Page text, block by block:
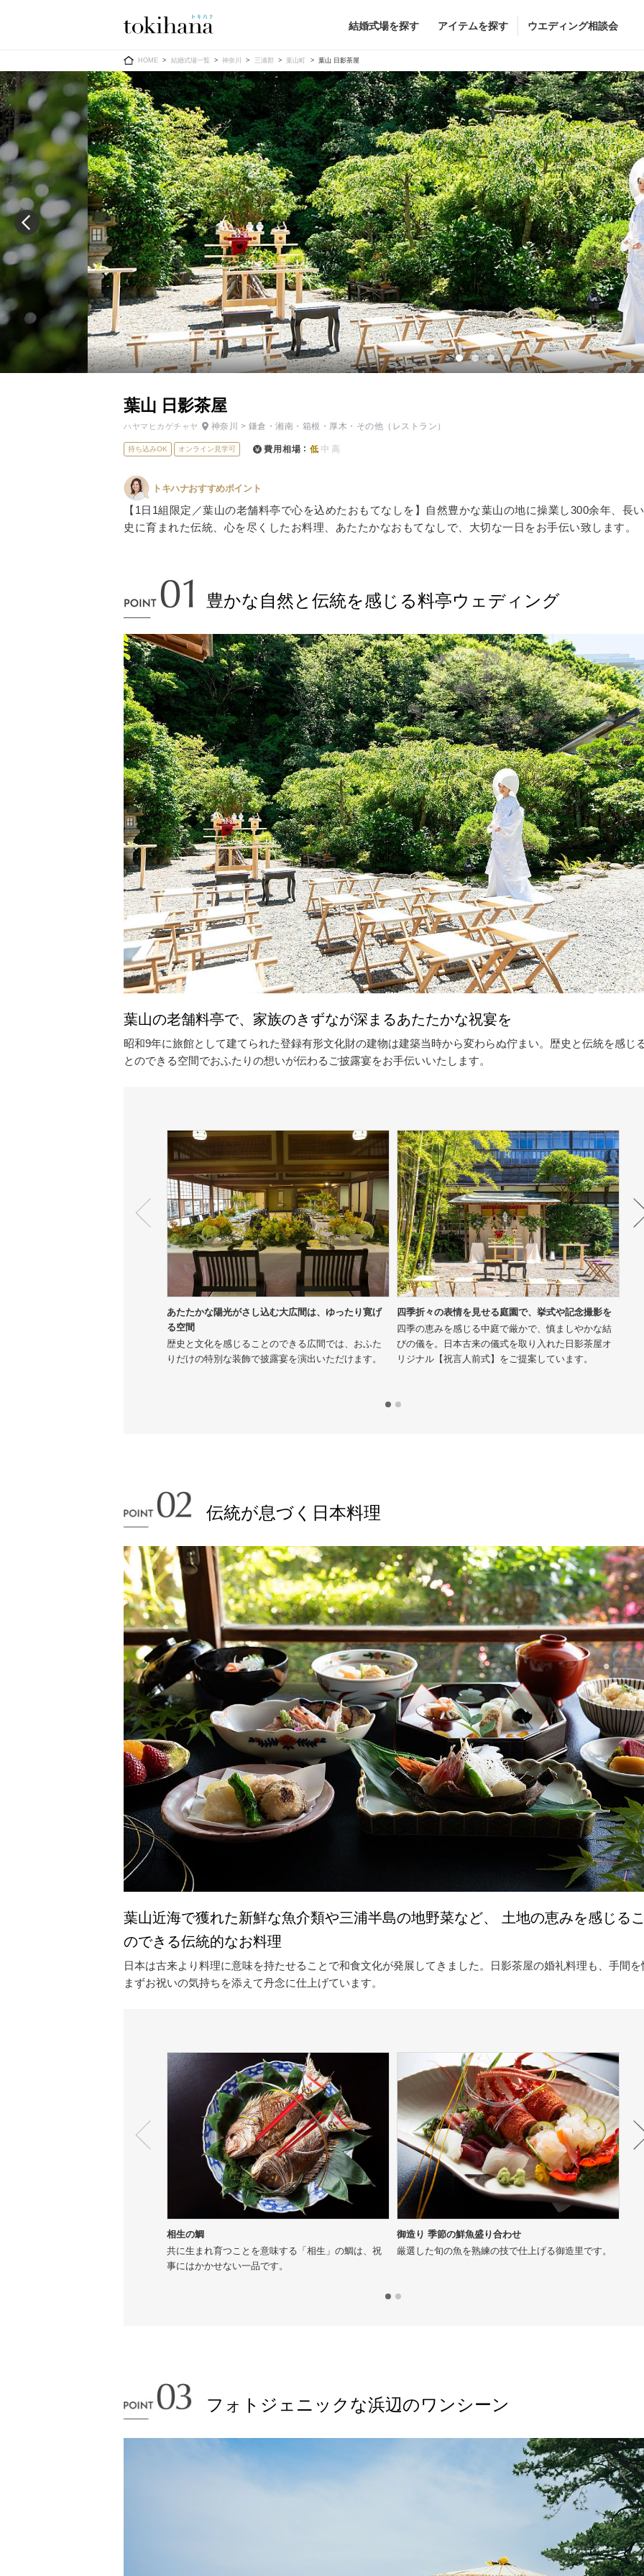
結婚式場を探す アイテムを探す
Ring
婚約指輪
結婚指輪
すべてのアイテム
指輪ショップ一覧
Dress
ウエディングドレス
ウエディングドレス （メーカー直
送）
カラードレス
カラードレス （メーカー直送）
和装
メンズ
メンズ （メーカー直送）
小物
すべてのアイテム
ドレスショップ一覧
ブーケ
会場装花
すべてのアイテム
フラワーショップ一覧
ヘア&メイク
ブライダルエステ
ヘア&メイクショッ
ブライダルエステ
ウエディング相談会
HOME 結婚式場一覧 神奈川 三浦郡 葉山町 葉山 日影茶屋
葉山 日影茶屋
ハヤマヒカゲチャヤ 神奈川 > 鎌倉・湘南・箱根・厚木・その他 （レストラン）
持ち込みOK オンライン見学可 費用相場 低 中 高
トキハナおすすめポイント
【1日1組限定／葉山の老舗料亭で心を込めたおもてなしを】自然豊かな葉山の地に操業し300余年、長
史に育まれた伝統、心を尽くしたお料理、あたたかなおもてなしで、大切な一日をお手伝い致します。
豊かな自然と伝統を感じる料亭ウェディング
葉山の老舗料亭で、家族のきずなが深まるあたたかな祝宴を
昭和9年に旅館として建てられた登録有形文化財の建物は建築当時から変わらぬ佇まい。歴史と伝統を感じ
とのできる空間でおふたりの想いが伝わるご披露宴をお手伝いいたします。
あたたかな陽光がさし込む大広間は、ゆったり寛げ
る空間
歴史と文化を感じることのできる広間では、おふた
りだけの特別な装飾で披露宴を演出いただけます。
四季折々の表情を見せる庭園で、挙式や記念撮影を
四季の恵みを感じる中庭で厳かで、慎ましやかな結
びの儀を。日本古来の儀式を取り入れた日影茶屋オ
リジナル【祝言人前式】をご提案しています。
伝統が息づく日本料理
葉山近海で獲れた新鮮な魚介類や三浦半島の地野菜など、 土地の恵みを感じる
のできる伝統的なお料理
日本は古来より料理に意味を持たせることで和食文化が発展してきました。日影茶屋の婚礼料理も、手間を
まずお祝いの気持ちを添えて丹念に仕上げています。
相生の鯛
共に生まれ育つことを意味する「相生」の鯛は、祝
事にはかかせない一品です。
御造り 季節の鮮魚盛り合わせ
厳選した旬の魚を熟練の技で仕上げる御造里です。
フォトジェニックな浜辺のワンシーン